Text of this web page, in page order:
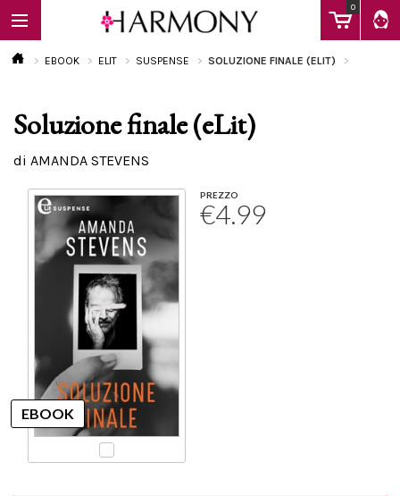
0
EBOOK
Calendario
EBOOK ELIT SUSPENSE SOLUZIONE FINALE (ELIT)
Soluzione finale (eLit)
di AMANDA STEVENS
PREZZO
€4.99